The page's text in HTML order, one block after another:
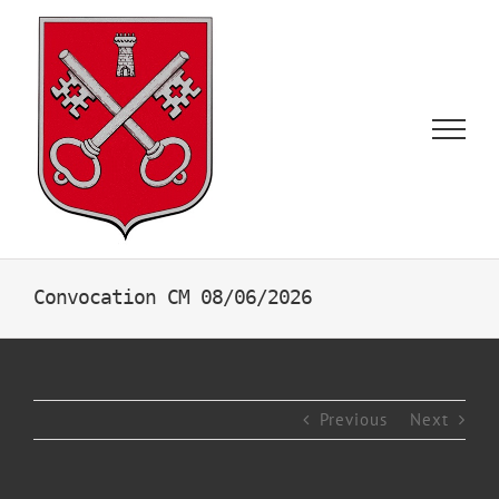
content
Convocation CM 08/06/2026
Previous Next